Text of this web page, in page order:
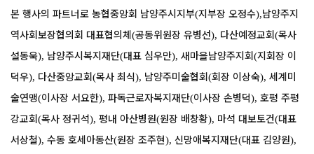
본 행사의 파트너로 농협중앙회 남양주시지부(지부장 오정수),남양주지
역사회보장협의회 대표협의체(공동위원장 유병선), 다산예정교회(목사
설동욱), 남양주시복지재단(대표 심우만), 새마을남양주지회(지회장 이
덕우), 다산중앙교회(목사 최식), 남양주미술협회(회장 이상숙), 세계미
술연맹(이사장 서요한), 파독근로자복지재단(이사장 손병덕), 호평 주평
강교회(목사 정귀석), 평내 아산병원(원장 배창황), 마석 대보토건(대표
서상철), 수동 호세아동산(원장 조주현), 신망애복지재단(대표 김양원),